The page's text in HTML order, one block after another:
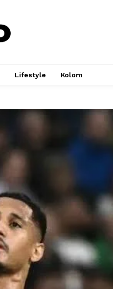
Lifestyle Kolom